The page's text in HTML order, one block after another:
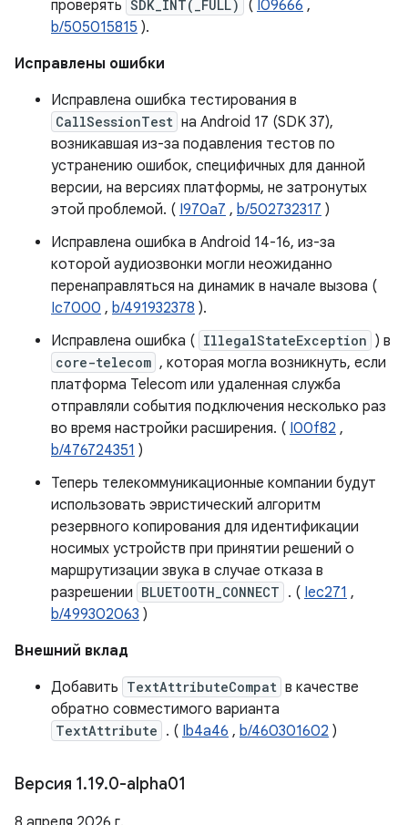
проверять SDK_INT(_FULL) ( I09666 ,
b/505015815 ).
Исправлены ошибки
Исправлена ​​ошибка тестирования в
CallSessionTest на Android 17 (SDK 37),
возникавшая из-за подавления тестов по
устранению ошибок, специфичных для данной
версии, на версиях платформы, не затронутых
этой проблемой. ( I970a7 , b/502732317 )
Исправлена ​​ошибка в Android 14-16, из-за
которой аудиозвонки могли неожиданно
перенаправляться на динамик в начале вызова (
Ic7000 , b/491932378 ).
Исправлена ​​ошибка ( IllegalStateException ) в
core-telecom , которая могла возникнуть, если
платформа Telecom или удаленная служба
отправляли события подключения несколько раз
во время настройки расширения. ( I00f82 ,
b/476724351 )
Теперь телекоммуникационные компании будут
использовать эвристический алгоритм
резервного копирования для идентификации
носимых устройств при принятии решений о
маршрутизации звука в случае отказа в
разрешении BLUETOOTH_CONNECT . ( Iec271 ,
b/499302063 )
Внешний вклад
Добавить TextAttributeCompat в качестве
обратно совместимого варианта
TextAttribute . ( Ib4a46 , b/460301602 )
Версия 1.19.0-alpha01